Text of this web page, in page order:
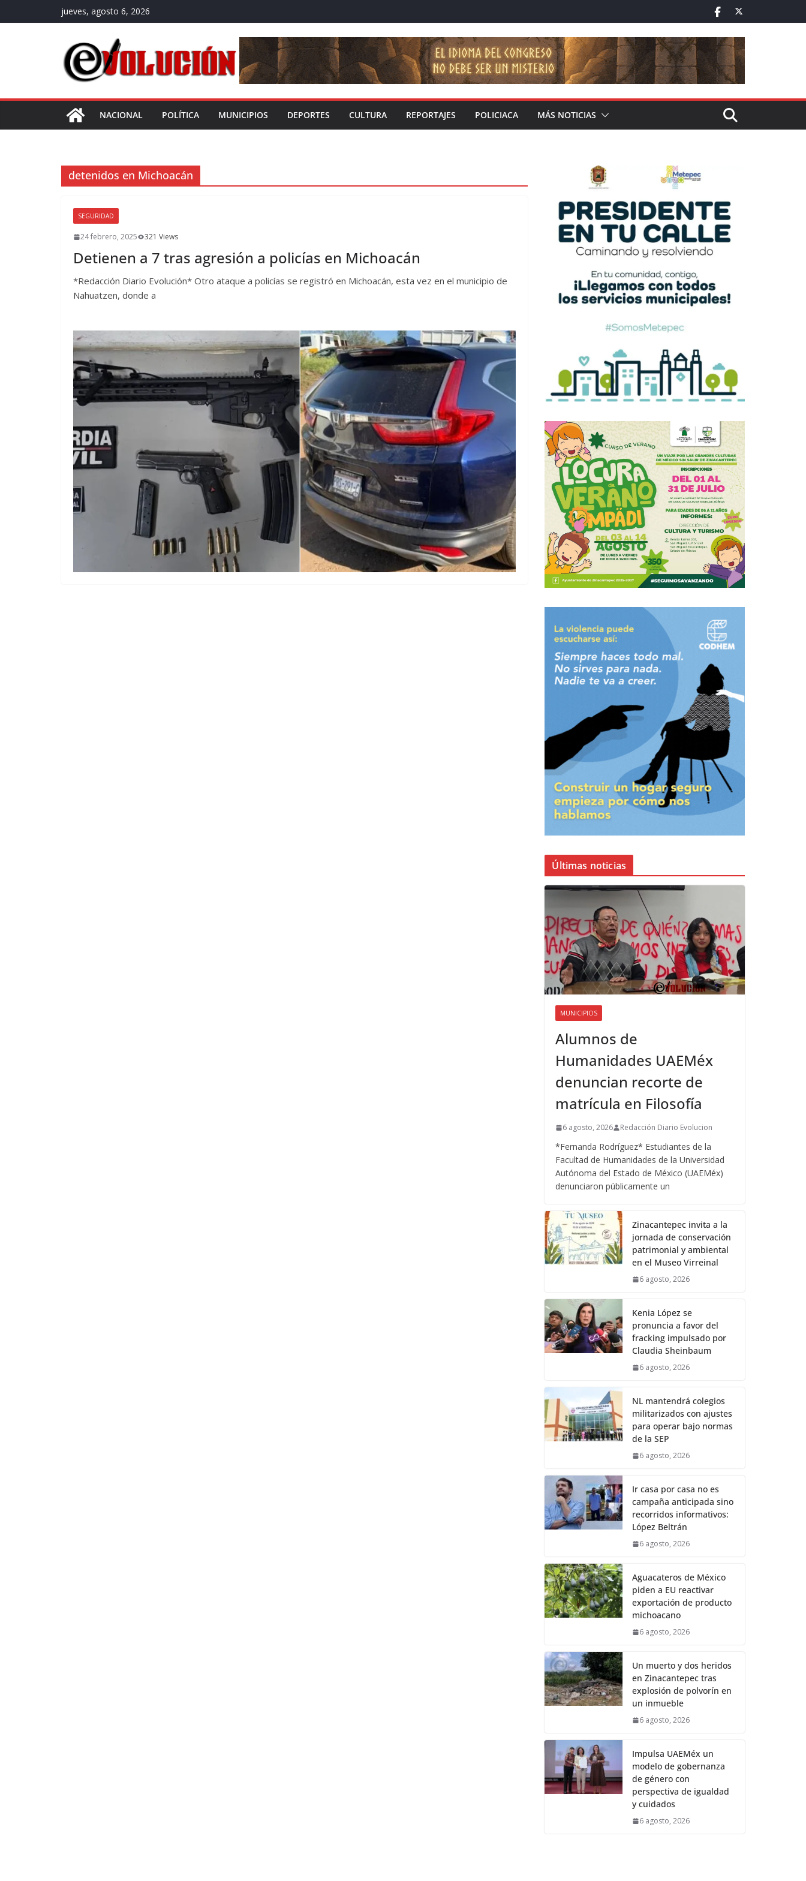
al
jueves, agosto 6, 2026
NACIONAL POLÍTICA MUNICIPIOS DEPORTES CULTURA REPORTAJES POLICIACA MÁS NOTICIAS
detenidos en Michoacán
SEGURIDAD
24 febrero, 2025 321 Views
Detienen a 7 tras agresión a policías en Michoacán
*Redacción Diario Evolución* Otro ataque a policías se registró en Michoacán, esta vez en el municipio de
Nahuatzen, donde a
Últimas noticias
MUNICIPIOS
Alumnos de
Humanidades UAEMéx
denuncian recorte de
matrícula en Filosofía
6 agosto, 2026 Redacción Diario Evolucion
*Fernanda Rodríguez* Estudiantes de la
Facultad de Humanidades de la Universidad
Autónoma del Estado de México (UAEMéx)
denunciaron públicamente un
Zinacantepec invita a la
jornada de conservación
patrimonial y ambiental
en el Museo Virreinal
6 agosto, 2026
Kenia López se
pronuncia a favor del
fracking impulsado por
Claudia Sheinbaum
6 agosto, 2026
NL mantendrá colegios
militarizados con ajustes
para operar bajo normas
de la SEP
6 agosto, 2026
Ir casa por casa no es
campaña anticipada sino
recorridos informativos:
López Beltrán
6 agosto, 2026
Aguacateros de México
piden a EU reactivar
exportación de producto
michoacano
6 agosto, 2026
Un muerto y dos heridos
en Zinacantepec tras
explosión de polvorín en
un inmueble
6 agosto, 2026
Impulsa UAEMéx un
modelo de gobernanza
de género con
perspectiva de igualdad
y cuidados
6 agosto, 2026